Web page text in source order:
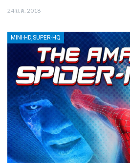
24 ม.ค. 2018
MINI-HD,SUPER-HQ